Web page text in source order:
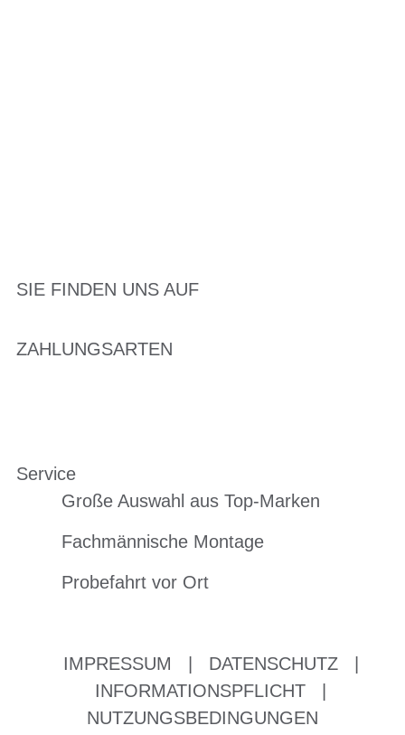
SIE FINDEN UNS AUF
ZAHLUNGSARTEN
Service
Große Auswahl aus Top-Marken
Fachmännische Montage
Probefahrt vor Ort
IMPRESSUM DATENSCHUTZ
INFORMATIONSPFLICHT
NUTZUNGSBEDINGUNGEN